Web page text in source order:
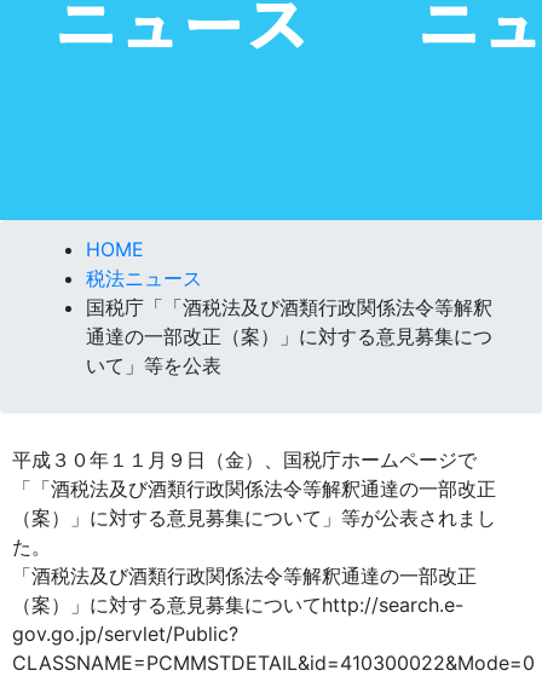
HOME
税法ニュース
国税庁「「酒税法及び酒類行政関係法令等解釈
通達の一部改正（案）」に対する意見募集につ
いて」等を公表
平成３０年１１月９日（金）、国税庁ホームページで
「「酒税法及び酒類行政関係法令等解釈通達の一部改正
（案）」に対する意見募集について」等が公表されまし
た。
「酒税法及び酒類行政関係法令等解釈通達の一部改正
（案）」に対する意見募集についてhttp://search.e-
gov.go.jp/servlet/Public?
CLASSNAME=PCMMSTDETAIL&id=410300022&Mode=0